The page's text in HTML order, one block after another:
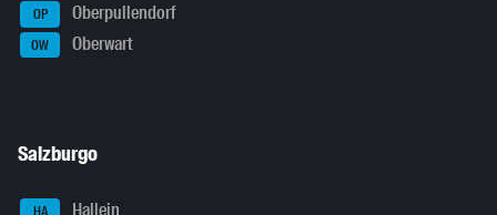
OP Oberpullendorf
OW Oberwart
Salzburgo